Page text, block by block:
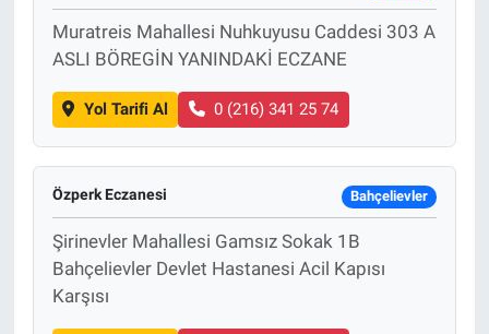
Muratreis Mahallesi Nuhkuyusu Caddesi 303 A
ASLI BÖREGİN YANINDAKİ ECZANE
Yol Tarifi Al 0 (216) 341 25 74
Özperk Eczanesi Bahçelievler
Şirinevler Mahallesi Gamsız Sokak 1B
Bahçelievler Devlet Hastanesi Acil Kapısı
Karşısı